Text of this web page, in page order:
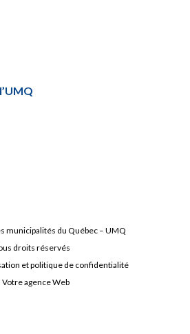
municipalités du Québec – UMQ
droits réservés
et politique de confidentialité
Votre agence Web